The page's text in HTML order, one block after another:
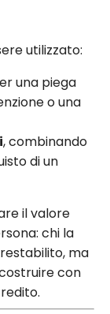
utilizzato:
una piega
o una
, combinando
di un
il valore
chi la
ma
con